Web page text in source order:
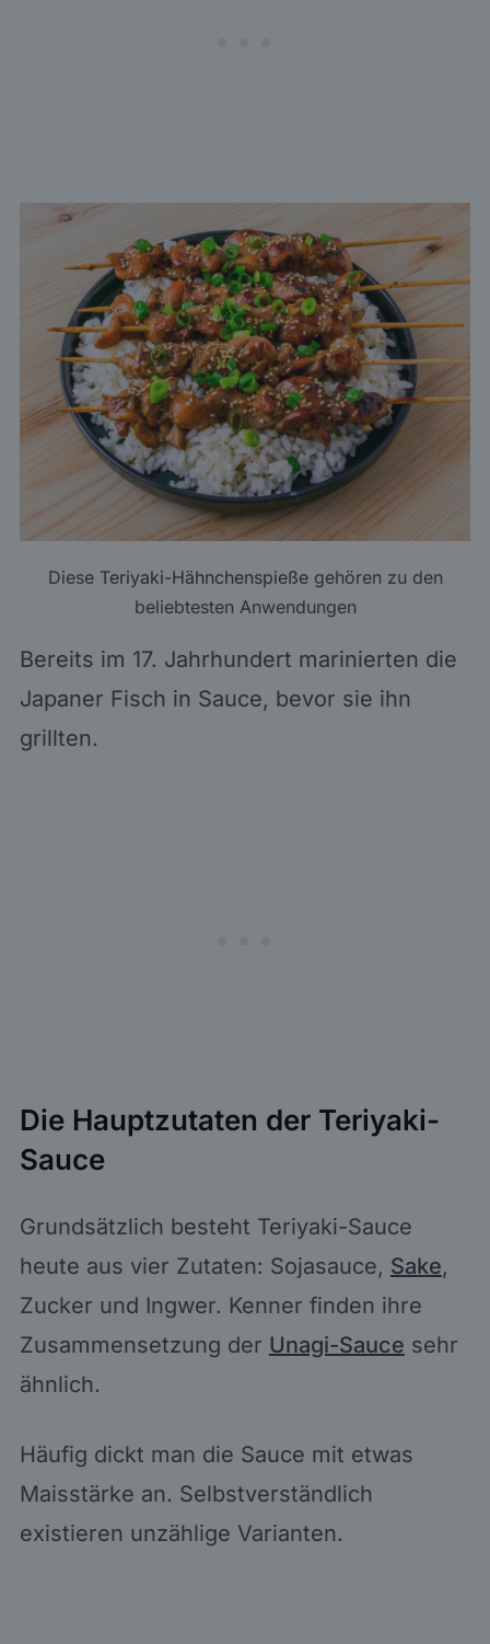
Diese Teriyaki-Hähnchenspießegehören zu den
beliebtesten Anwendungen
Bereits im 17. Jahrhundert marinierten die
Japaner Fisch in Sauce, bevor sie ihn
grillten.
Die Hauptzutaten der Teriyaki-
Sauce
Grundsätzlich besteht Teriyaki-Sauce
heute aus vier Zutaten: Sojasauce, Sake,
Zucker und Ingwer. Kenner finden ihre
Zusammensetzung der Unagi-Sauce sehr
ähnlich.
Häufig dickt man die Sauce mit etwas
Maisstärke an. Selbstverständlich
existieren unzählige Varianten.